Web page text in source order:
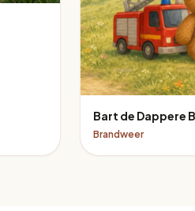
Bart de Dappere
Brandweer